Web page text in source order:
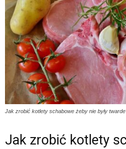
Jak zrobić kotlety schabowe żeby nie były
Jak zrobić kotlety